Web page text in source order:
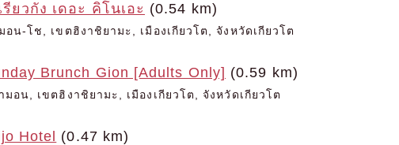
รียวกัง เดอะ คิโนเอะ (0.54 km)
น-โช, เขตฮิงาชิยามะ, เมืองเกียวโต, จังหวัดเกียวโต
Brunch Gion [Adults Only] (0.59 km)
อน, เขตฮิงาชิยามะ, เมืองเกียวโต, จังหวัดเกียวโต
Hotel (0.47 km)